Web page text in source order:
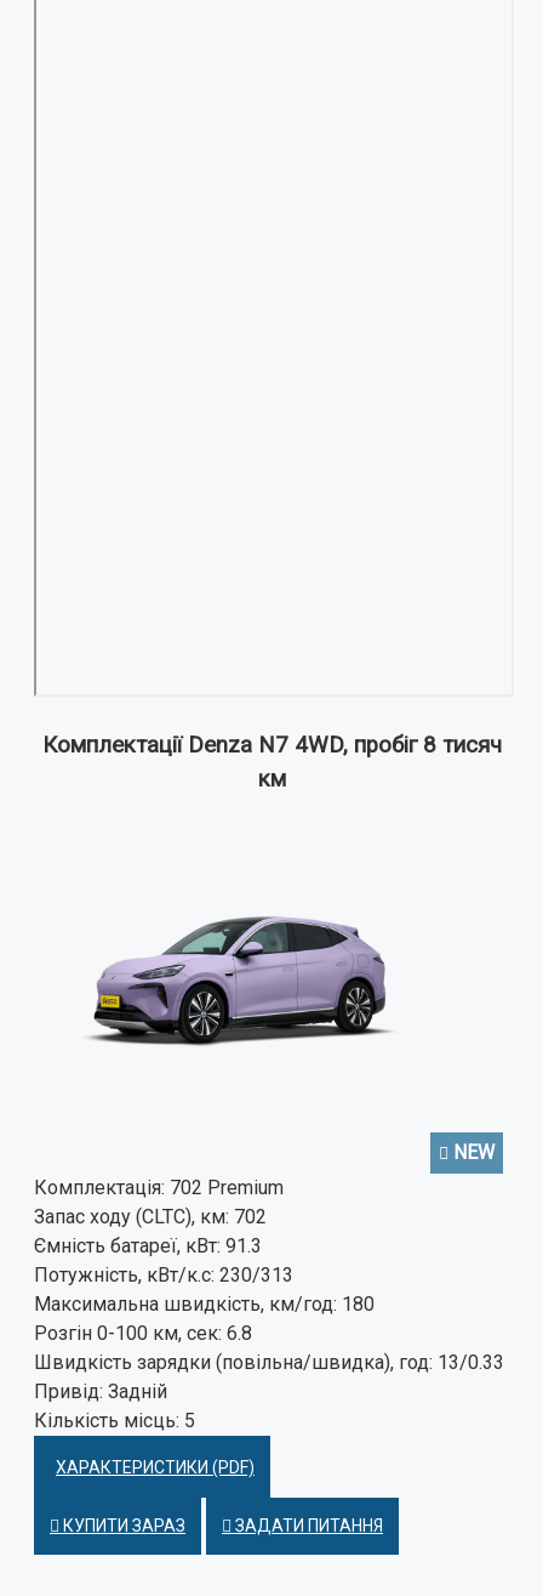
Комплектації Denza N7 4WD, пробіг 8 тисяч
км
NEW
Комплектація: 702 Premium
Запас ходу (CLTC), км: 702
Ємність батареї, кВт: 91.3
Потужність, кВт/к.с: 230/313
Максимальна швидкість, км/год: 180
Розгін 0-100 км, сек: 6.8
Швидкість зарядки (повільна/швидка), год: 13/0.33
Привід: Задній
Кількість місць: 5
ХАРАКТЕРИСТИКИ (PDF)
КУПИТИ ЗАРАЗ ЗАДАТИ ПИТАННЯ